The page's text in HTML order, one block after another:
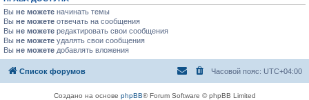
Вы не можете начинать темы
Вы не можете отвечать на сообщения
Вы не можете редактировать свои сообщения
Вы не можете удалять свои сообщения
Вы не можете добавлять вложения
Список форумов Часовой пояс: UTC+04:00
Создано на основе phpBB® Forum Software © phpBB Limited